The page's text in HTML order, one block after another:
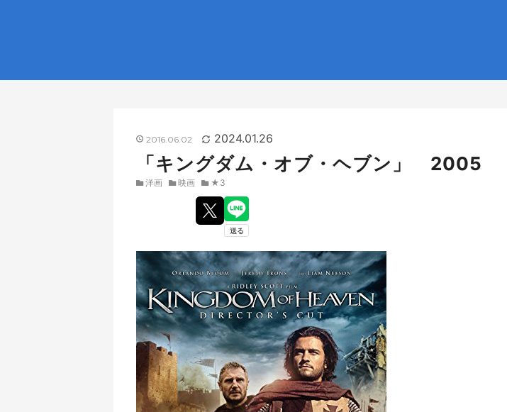
2016 06 02 2024 01 26
「キングダム・オブ・ヘブン」 2005
洋画 映画 ★3